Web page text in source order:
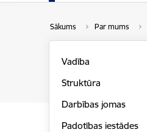
Sākums Par mums
Vadība
Struktūra
Darbības jomas
Padotības iestādes